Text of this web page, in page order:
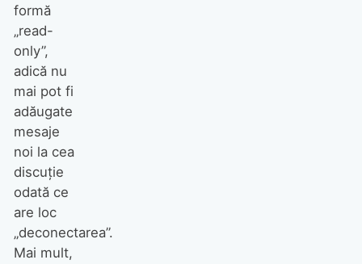
formă
„read-
only”,
adică nu
mai pot fi
adăugate
mesaje
noi la cea
discuție
odată ce
are loc
„deconectarea”.
Mai mult,